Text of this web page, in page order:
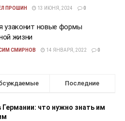
ПРОШИН 13 ИЮНЯ, 2024 0
узаконит новые формы
жизни
СМИРНОВ 14 ЯНВАРЯ, 2022 0
Последние
что нужно знать им